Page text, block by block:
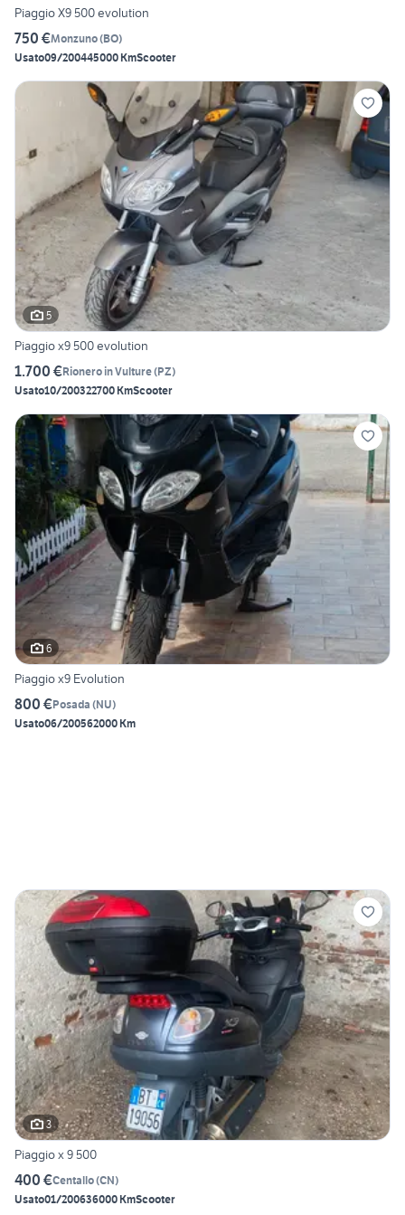
Piaggio X9 500 evolution
750 €Monzuno(BO)
Usato09/200445000 KmScooter
5
Piaggio x9 500 evolution
1.700 €Rionero in Vulture(PZ)
Usato10/200322700 KmScooter
6
Piaggio x9 Evolution
800 €Posada (NU)
Usato06/200562000 Km
3
Piaggio x 9 500
400 €Centallo(CN)
Usato01/200636000 KmScooter